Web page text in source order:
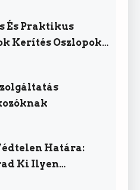
És Praktikus
Kerítés Oszlopok
Határa:
Ki Ilyen